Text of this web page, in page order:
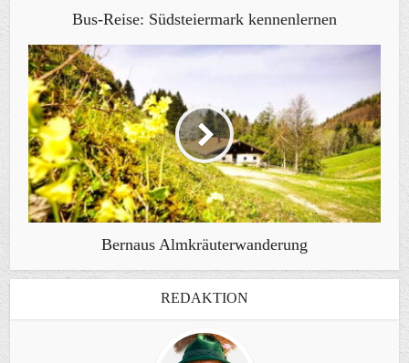
Bus-Reise: Südsteiermark kennenlernen
Bernaus Almkräuterwanderung
REDAKTION